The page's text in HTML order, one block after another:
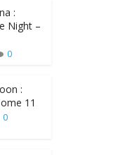
:
Night –
0
:
11
0